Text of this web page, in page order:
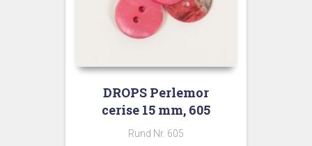
DROPS Perlemor
cerise 15 mm, 605
Rund Nr. 605